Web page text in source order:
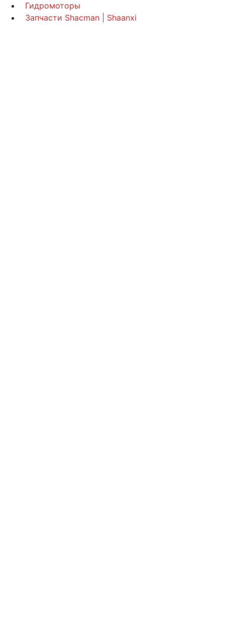
Гидромоторы
Запчасти Shacman | Shaanxi